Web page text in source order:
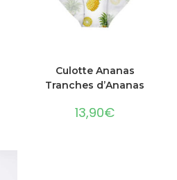
CHOIX DES OPTIONS
Culotte Ananas
Tranches d’Ananas
13,90€